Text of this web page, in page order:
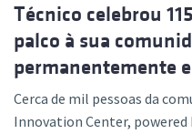
Técnico celebrou
palco à sua
permanentemente
Cerca de mil pessoas da
Innovation Center, powered